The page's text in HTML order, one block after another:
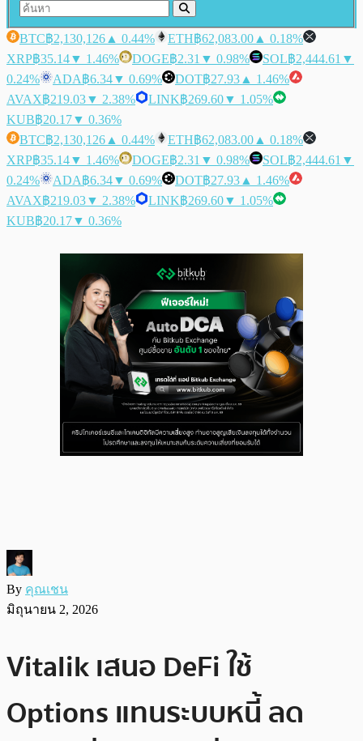
BTC฿2,130,126 ▲ 0.44% ETH฿62,083.00 ▲ 0.18%
XRP฿35.14▼ 1.46% DOGE฿2.31 ▼ 0.98% SOL฿2,444.61 ▼
0.24%
ADA฿6.34▼ 0.69% DOT฿27.93 ▲ 1.46%
AVAX฿219.03▼ 2.38% LINK฿269.60▼ 1.05%
KUB฿20.17▼ 0.36%
BTC฿2,130,126 ▲ 0.44% ETH฿62,083.00 ▲ 0.18%
XRP฿35.14▼ 1.46% DOGE฿2.31 ▼ 0.98% SOL฿2,444.61 ▼
0.24%
ADA฿6.34▼ 0.69% DOT฿27.93 ▲ 1.46%
AVAX฿219.03▼ 2.38% LINK฿269.60▼ 1.05%
KUB฿20.17▼ 0.36%
By คุณเชน
มิถุนายน 2, 2026
Vitalik เสนอ DeFi ใช้
Options แทนระบบหนี้ ลด